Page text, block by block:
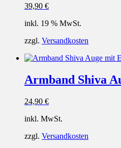
39,90 €
inkl. 19 % MwSt.
zzgl. Versandkosten
Armband Shiva
24,90 €
inkl. MwSt.
zzgl. Versandkosten